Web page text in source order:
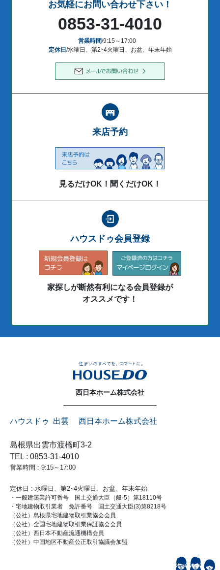
お気軽にお問い合わせ下さい！
0853-31-4010
営業時間/9:15～17:00
定休日/水曜日、第2･4火曜日、お盆、年末年始
来店予約
見るだけOK！聞くだけOK！
ハウスドゥ会員登録
家探しが断然有利になる会員登録が
オススメです！
西日本ホーム株式会社
ハウスドゥ 出雲 西日本ホーム株式会社
島根県出雲市渡橋町3-2
TEL : 0853-31-4010
営業時間 : 9:15～17:00
定休日 : 水曜日、第2･4火曜日、お盆、年末年始
・一般建築業許可番号 国土交通大臣（般-5）第18110号
・宅地建物取引業者 免許番号 国土交通大臣(3)第8218号
（公社）島根県宅地建物取引業協会会員
（公社）全国宅地建物取引業保証協会会員
（公社）西日本不動産流通機構会員
（公社）中国地区不動産公正取引協議会加盟